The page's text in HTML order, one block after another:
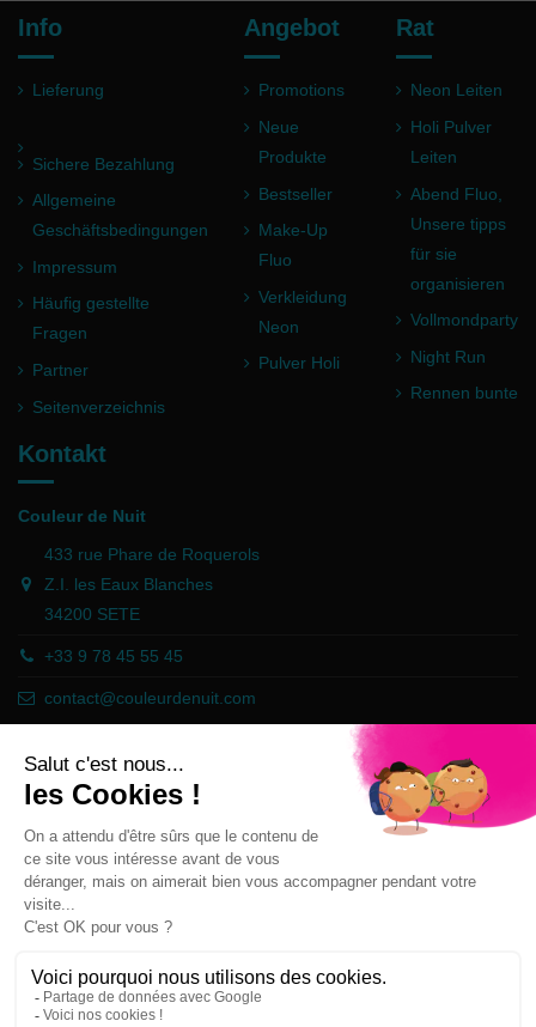
Info
Lieferung
Sichere Bezahlung
Allgemeine
Geschäftsbedingungen
Impressum
Häufig gestellte
Fragen
Partner
Seitenverzeichnis
Angebot
Promotions
Neue
Produkte
Bestseller
Make-Up
Fluo
Verkleidung
Neon
Pulver Holi
Rat
Neon Leiten
Holi Pulver
Leiten
Abend Fluo,
Unsere tipps
für sie
organisieren
Vollmondparty
Night Run
Rennen bunte
Kontakt
Couleur de Nuit
433 rue Phare de Roquerols
Z.I. les Eaux Blanches
34200 SETE
+33 9 78 45 55 45
contact@couleurdenuit.com
Händler zugelassen von Gesellschaft für Garantierte Bewertungen,
Klicken Sie hier
Newsletter